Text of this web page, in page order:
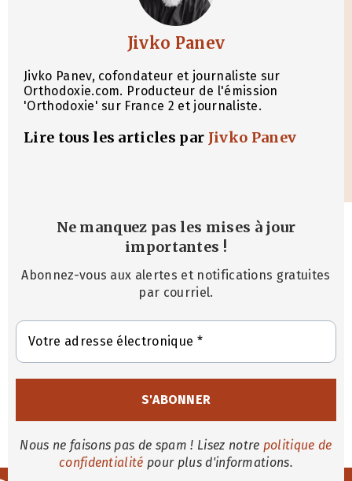
Jivko Panev
Jivko Panev, cofondateur et journaliste sur
Orthodoxie.com. Producteur de l'émission
'Orthodoxie' sur France 2 et journaliste.
Lire tous les articles par Jivko Panev
Ne manquez pas les mises à jour
importantes !
Abonnez-vous aux alertes et notifications gratuites
par courriel.
Nous ne faisons pas de spam ! Lisez notre politique de
confidentialité pour plus d'informations.